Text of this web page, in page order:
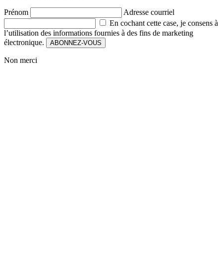
Prénom
Adresse courriel
En cochant cette case, je consens à
l’utilisation des informations fournies à des fins de marketing
électronique.
ABONNEZ-VOUS
Non merci